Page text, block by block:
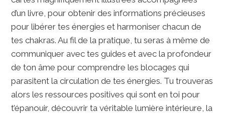
d’un livre, pour obtenir des informations précieuses
pour libérer tes énergies et harmoniser chacun de
tes chakras. Au fil de la pratique, tu seras à même de
communiquer avec tes guides et avec la profondeur
de ton âme pour comprendre les blocages qui
parasitent la circulation de tes énergies. Tu trouveras
alors les ressources positives qui sont en toi pour
t’épanouir, découvrir ta véritable lumière intérieure, la